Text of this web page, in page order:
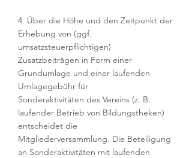
4. Über die Höhe und den Zeitpunkt der
Erhebung von (ggf.
umsatzsteuerpflichtigen)
Zusatzbeiträgen in Form einer
Grundumlage und einer laufenden
Umlagegebühr für
Sonderaktivitäten des Vereins (z. B.
laufender Betrieb von Bildungstheken)
entscheidet die
Mitgliederversammlung. Die Beteiligung
an Sonderaktivitäten mit laufenden